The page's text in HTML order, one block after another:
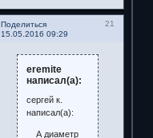
Поделиться
21
15.05.2016 09:29
eremite
написал(а):
сергей к.
написал(а):
А диаметр